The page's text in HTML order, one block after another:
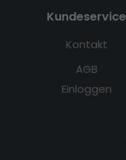
Kundeservice
Kontakt
AGB
Einloggen